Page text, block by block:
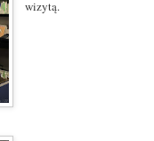
wizytą.